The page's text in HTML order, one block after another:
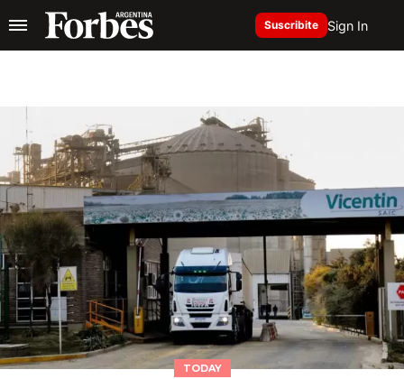
Suscribite Sign In
TODAY